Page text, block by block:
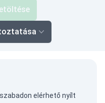
elérhető nyílt